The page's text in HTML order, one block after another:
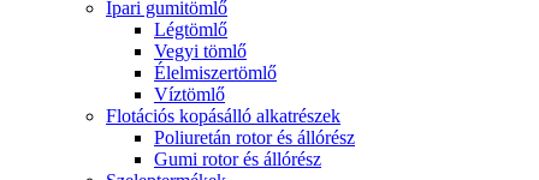
Ipari gumitömlő
Légtömlő
Vegyi tömlő
Élelmiszertömlő
Víztömlő
Flotációs kopásálló alkatrészek
Poliuretán rotor és állórész
Gumi rotor és állórész